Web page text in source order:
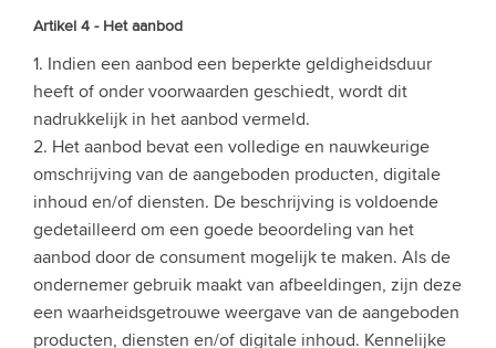
Artikel 4 - Het aanbod
1. Indien een aanbod een beperkte geldigheidsduur
heeft of onder voorwaarden geschiedt, wordt dit
nadrukkelijk in het aanbod vermeld.
2. Het aanbod bevat een volledige en nauwkeurige
omschrijving van de aangeboden producten, digitale
inhoud en/of diensten. De beschrijving is voldoende
gedetailleerd om een goede beoordeling van het
aanbod door de consument mogelijk te maken. Als de
ondernemer gebruik maakt van afbeeldingen, zijn deze
een waarheidsgetrouwe weergave van de aangeboden
producten, diensten en/of digitale inhoud. Kennelijke